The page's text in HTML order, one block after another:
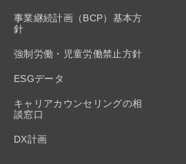
事業継続計画（BCP）基本方
針
強制労働・児童労働禁止方針
ESGデータ
キャリアカウンセリングの相
談窓口
DX計画